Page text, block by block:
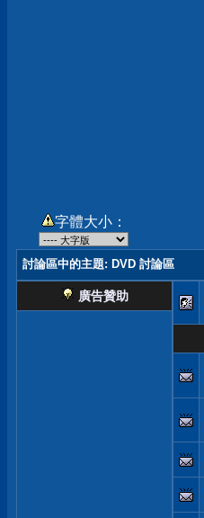
字體大小：
討論區中的主題: DVD 討論區
廣告贊助